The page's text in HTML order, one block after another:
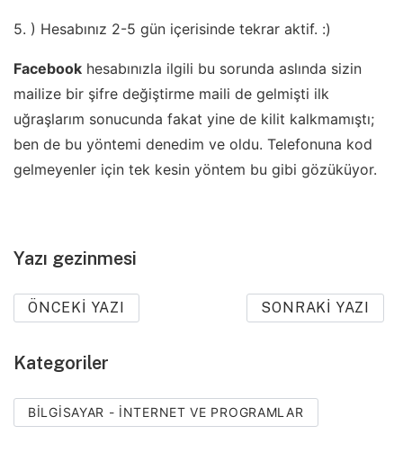
5. ) Hesabınız 2-5 gün içerisinde tekrar aktif. :)
Facebook hesabınızla ilgili bu sorunda aslında sizin
mailize bir şifre değiştirme maili de gelmişti ilk
uğraşlarım sonucunda fakat yine de kilit kalkmamıştı;
ben de bu yöntemi denedim ve oldu. Telefonuna kod
gelmeyenler için tek kesin yöntem bu gibi gözüküyor.
Yazı gezinmesi
ÖNCEKI YAZI SONRAKI YAZI
Kategoriler
BILGISAYAR - İNTERNET VE PROGRAMLAR